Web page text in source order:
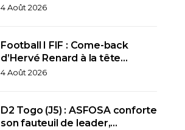
4 Août 2026
Football I FIF : Come-back
d’Hervé Renard à la tête…
4 Août 2026
D2 Togo (J5) : ASFOSA conforte
son fauteuil de leader,…